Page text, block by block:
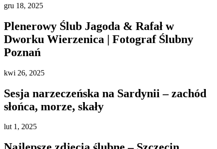
gru 18, 2025
Plenerowy Ślub Jagoda & Rafał w
Dworku Wierzenica | Fotograf Ślubny
Poznań
kwi 26, 2025
Sesja narzeczeńska na Sardynii – zachód
słońca, morze, skały
lut1, 2025